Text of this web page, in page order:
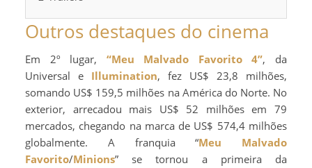
Outros destaques do cinema
Em 2º lugar, “Meu Malvado Favorito 4”, da
Universal e Illumination, fez US$ 23,8 milhões,
somando US$ 159,5 milhões na América do Norte. No
exterior, arrecadou mais US$ 52 milhões em 79
mercados, chegando na marca de US$ 574,4 milhões
globalmente. A franquia “Meu Malvado
Favorito/Minions” se tornou a primeira da